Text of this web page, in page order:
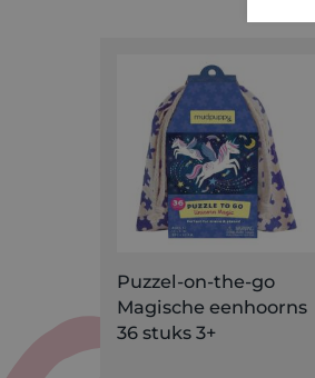
Puzzel-on-the-go
Magische eenhoorns
36 stuks 3+